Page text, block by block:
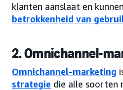
klanten aanslaat en
betrokkenheid van
2. Omnichannel-
Omnichannel-marketing
strategie die alle soorten